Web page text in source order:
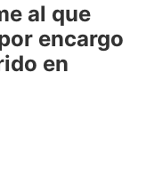
al que
encargo
en